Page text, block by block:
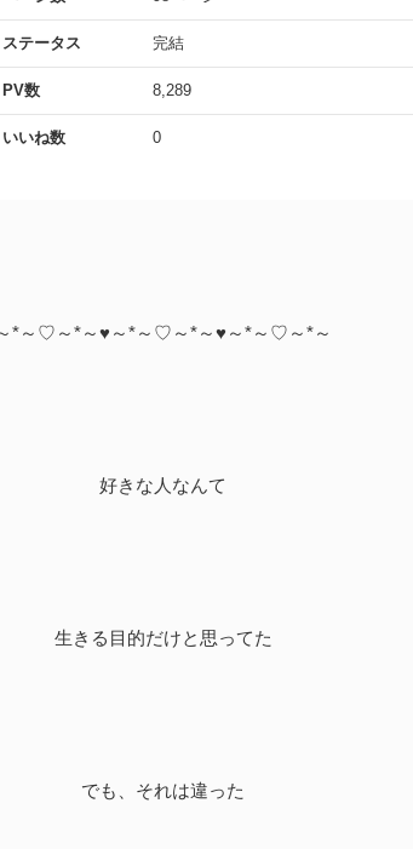
ステータス 完結
PV数 8,289
いいね数 0
*～♡～*～♥～*～♡～*～♥～*～♡～*～
好きな人なんて
生きる目的だけと思ってた
でも、それは違った